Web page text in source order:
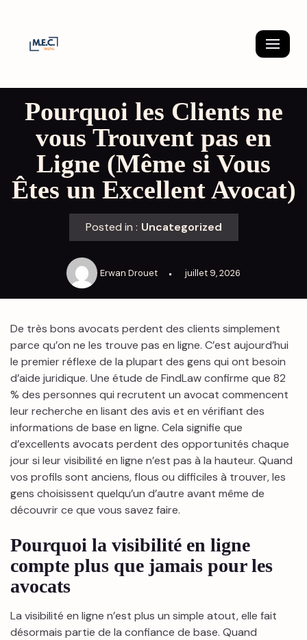
Pourquoi les Clients ne
vous Trouvent pas en
Ligne (Même si Vous
Êtes un Excellent Avocat)
Posted in : Uncategorized
Erwan Drouet juillet 9, 2026
De très bons avocats perdent des clients simplement
parce qu’on ne les trouve pas en ligne. C’est aujourd’hui
le premier réflexe de la plupart des gens qui ont besoin
d’aide juridique. Une étude de FindLaw confirme que 82
% des personnes qui recrutent un avocat commencent
leur recherche en lisant des avis et en vérifiant des
informations de base en ligne. Cela signifie que
d’excellents avocats perdent des opportunités chaque
jour si leur visibilité en ligne n’est pas à la hauteur. Quand
vos profils sont anciens, flous ou difficiles à trouver, les
gens choisissent quelqu’un d’autre avant même de
découvrir ce que vous savez faire.
Pourquoi la visibilité en ligne
compte plus que jamais pour les
avocats
La visibilité en ligne n’est plus un simple atout, elle fait
désormais partie de la confiance de base. Quand